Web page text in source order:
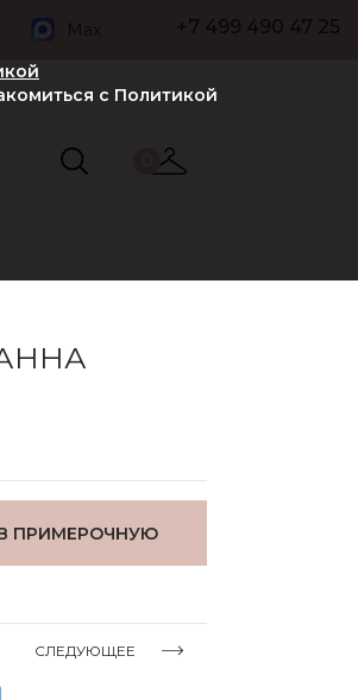
Max +7 499 490 47 25
ПРИМЕРОЧНУЮ
СЛЕДУЮЩЕЕ
с Политикой